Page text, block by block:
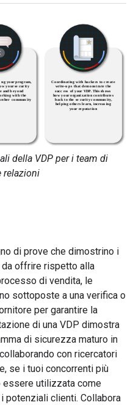
della VDP per i team di
relazioni
di prove che dimostrino i
da offrire rispetto alla
di vendita, le
sottoposte a una verifica o
per garantire la
di una VDP dimostra
di sicurezza maturo in
con ricercatori
se i tuoi concorrenti più
essere utilizzata come
potenziali clienti. Collabora